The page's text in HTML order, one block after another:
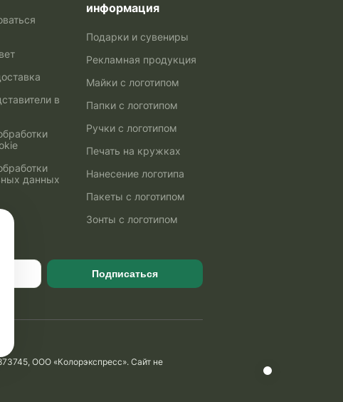
в
данных
информация
Подарки и сувениры
Рекламная продукция
Майки с логотипом
Папки с логотипом
Ручки с логотипом
Печать на кружках
Нанесение логотипа
Пакеты с логотипом
Зонты с логотипом
Подписаться
ООО «Колорэкспресс». Сайт не